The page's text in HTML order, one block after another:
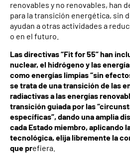
renovables y no renovables, han
para la transición energética, sin
ayudan a otras actividades a
o en el futuro.
Las directivas “Fit for 55” han
nuclear, el hidrógeno y las
como energías limpias “sin
se trata de una transición de las
radiactivas a las energías
transición guiada por las
específicas”, dando una amplia
cada Estado miembro, aplicando
tecnológica, elija libremente la
que prefiera.